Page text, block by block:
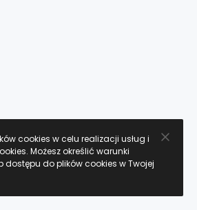
cookies w celu realizacji usług i
Możesz określić warunki
do plików cookies w Twojej